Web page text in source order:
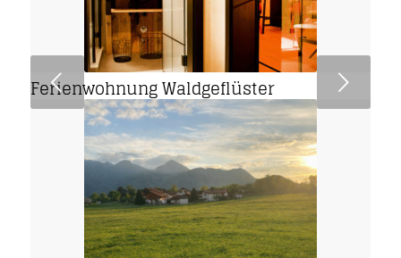
Ferienwohnung Waldgeflüster
Weiter